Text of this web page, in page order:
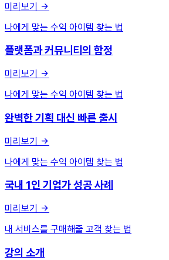
미리보기
나에게 맞는 수익 아이템 찾는 법
플랫폼과 커뮤니티의 함정
미리보기
나에게 맞는 수익 아이템 찾는 법
완벽한 기획 대신 빠른 출시
미리보기
나에게 맞는 수익 아이템 찾는 법
국내 1인 기업가 성공 사례
미리보기
내 서비스를 구매해줄 고객 찾는 법
강의 소개